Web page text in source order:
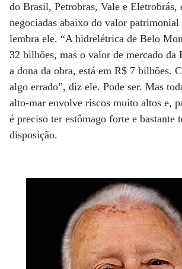
do Brasil, Petrobras, Vale e Eletrobrás,
negociadas abaixo do valor patrimonial
lembra ele. “A hidrelétrica de Belo
32 bilhões, mas o valor de mercado da
a dona da obra, está em R$ 7 bilhões.
algo errado”, diz ele. Pode ser. Mas
alto-mar envolve riscos muito altos e,
é preciso ter estômago forte e bastante
disposição.